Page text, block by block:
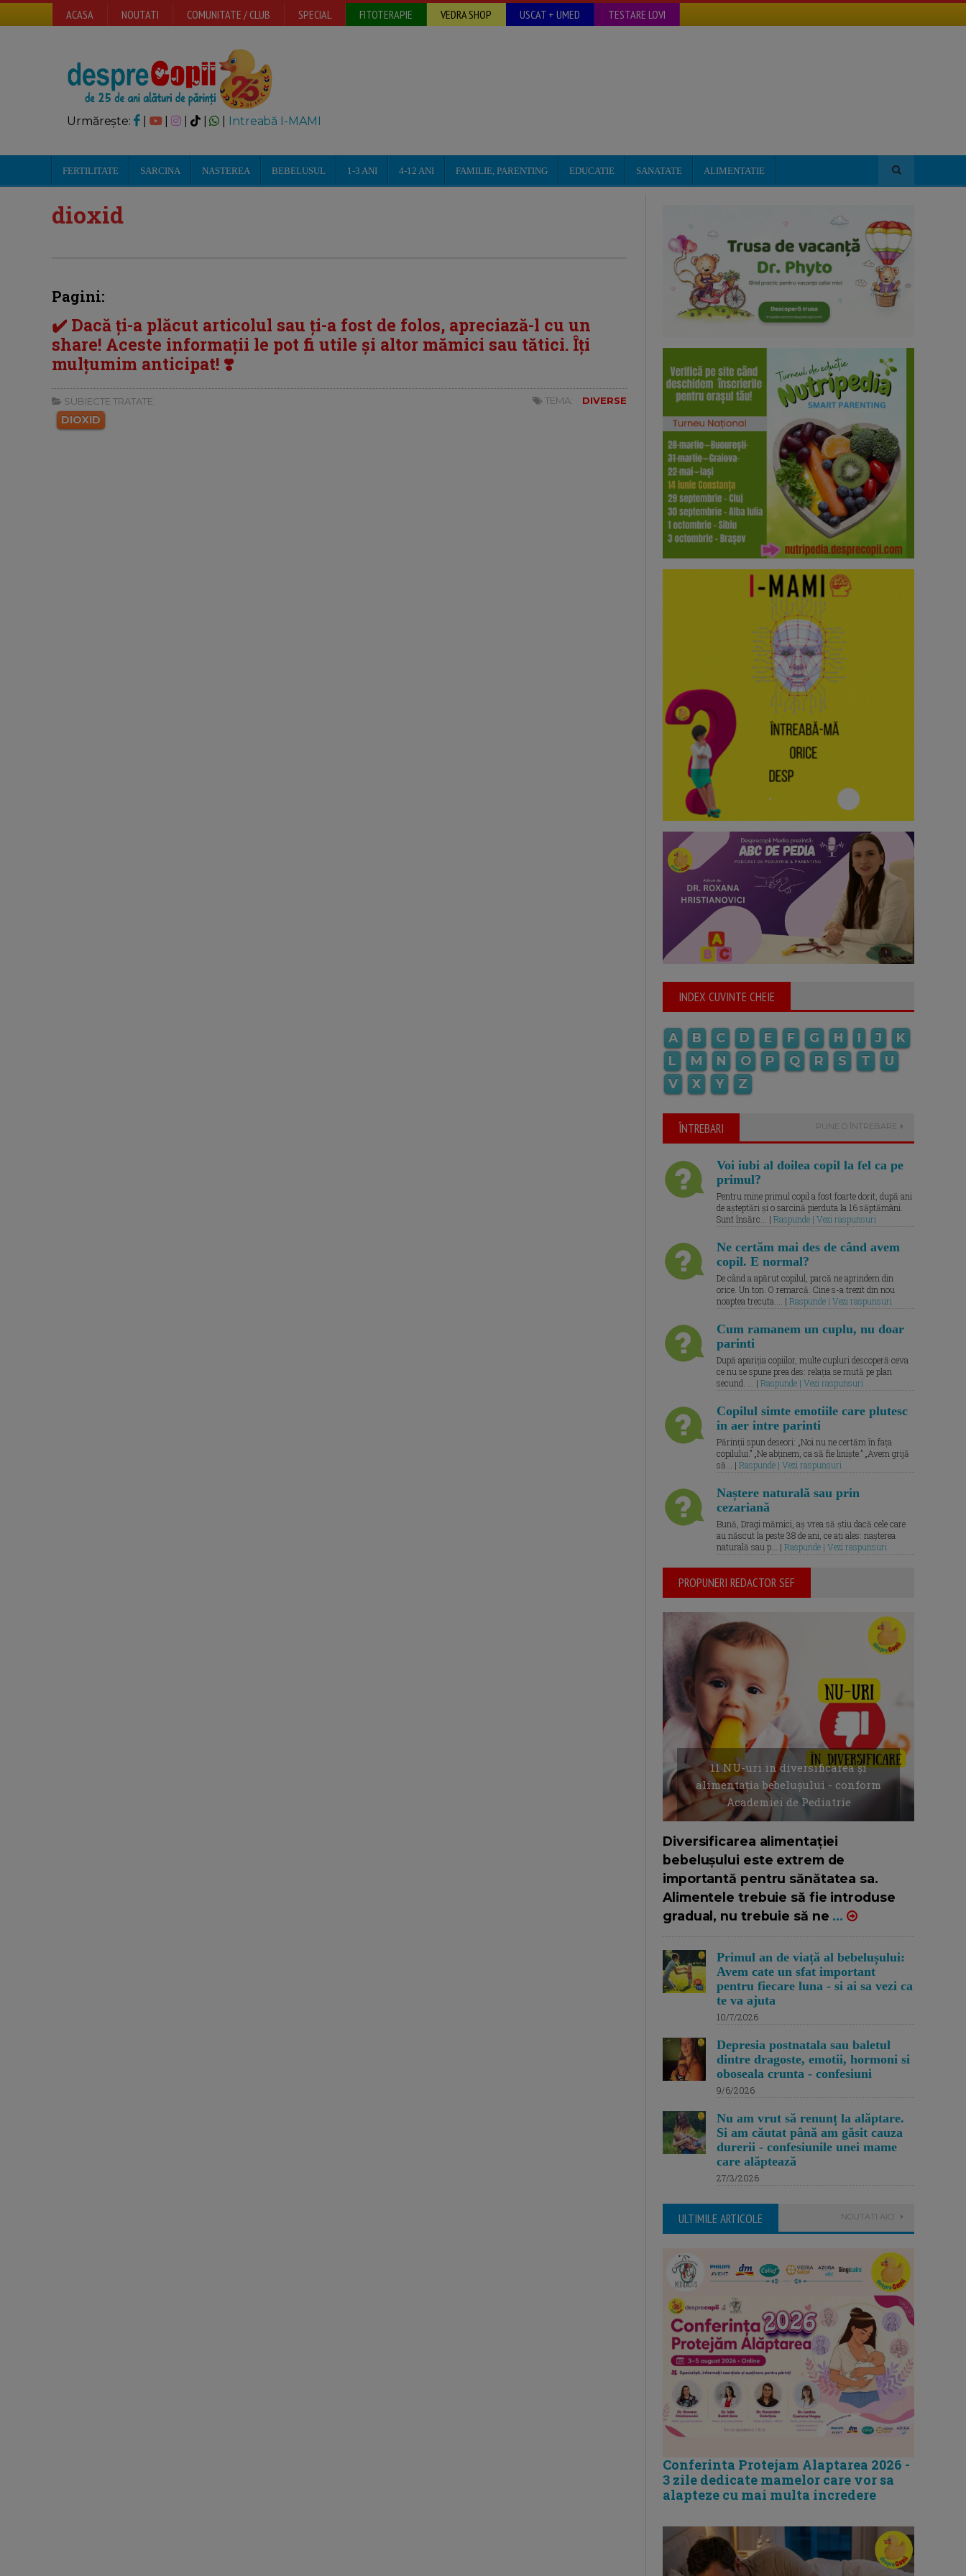
ACASA NOUTATI COMUNITATE / CLUB SPECIAL FITOTERAPIE VEDRA SHOP USCAT + UMED TESTARE LOVI
Urmărește: | | Intreabă I-MAMI
FERTILITATE SARCINA NASTEREA BEBELUSUL 1-3 ANI 4-12 ANI FAMILIE, PARENTING EDUCATIE SANATATE ALIMENTATIE
dioxid
Pagini:
✔️ Dacă ți-a plăcut articolul sau ți-a fost de folos, apreciază-l cu un
share! Aceste informații le pot fi utile și altor mămici sau tătici. Îți
mulțumim anticipat! ❣️
SUBIECTE TRATATE:
DIOXID
TEMA: DIVERSE
INDEX CUVINTE CHEIE
A B C D E F G H I J
K
L
M N O P Q R S T
U
V
X Y Z
ÎNTREBARI PUNE O ÎNTREBARE
Voi iubi al doilea copil la fel ca pe
primul?
Pentru mine primul copil a fost foarte dorit, după ani
de așteptări și o sarcină pierduta la 16 săptămâni.
Sunt însărc... | Raspunde | Vezi raspunsuri
Ne certăm mai des de când avem
copil. E normal?
De când a apărut copilul, parcă ne aprindem din
orice. Un ton. O remarcă. Cine s-a trezit din nou
noaptea trecuta.... | Raspunde | Vezi raspunsuri
Cum ramanem un cuplu, nu doar
parinti
După apariția copiilor, multe cupluri descoperă ceva
ce nu se spune prea des: relația se mută pe plan
secund. ... | Raspunde | Vezi raspunsuri
Copilul simte emotiile care plutesc
in aer intre parinti
Părinții spun deseori: „Noi nu ne certăm în fața
copilului.” „Ne abținem, ca să fie liniște.” „Avem grijă
să... | Raspunde | Vezi raspunsuri
Naștere naturală sau prin
cezariană
Bună, Dragi mămici, aș vrea să știu dacă cele care
au născut la peste 38 de ani, ce ați ales: nașterea
naturală sau p... | Raspunde | Vezi raspunsuri
PROPUNERI REDACTOR SEF
11 NU-uri in diversificarea și
alimentația bebelușului - conform
Academiei de Pediatrie
Diversificarea alimentației
bebelușului este extrem de
importantă pentru sănătatea sa.
Alimentele trebuie să fie introduse
gradual, nu trebuie să ne ...
Primul an de viață al bebelușului:
Avem cate un sfat important
pentru fiecare luna - si ai sa vezi ca
te va ajuta
10/7/2026
Depresia postnatala sau baletul
dintre dragoste, emotii, hormoni si
oboseala crunta - confesiuni
9/6/2026
Nu am vrut să renunț la alăptare.
Si am căutat până am găsit cauza
durerii - confesiunile unei mame
care alăptează
27/3/2026
ULTIMILE ARTICOLE NOUTATI AICI
Conferinta Protejam Alaptarea 2026 -
3 zile dedicate mamelor care vor sa
alapteze cu mai multa incredere